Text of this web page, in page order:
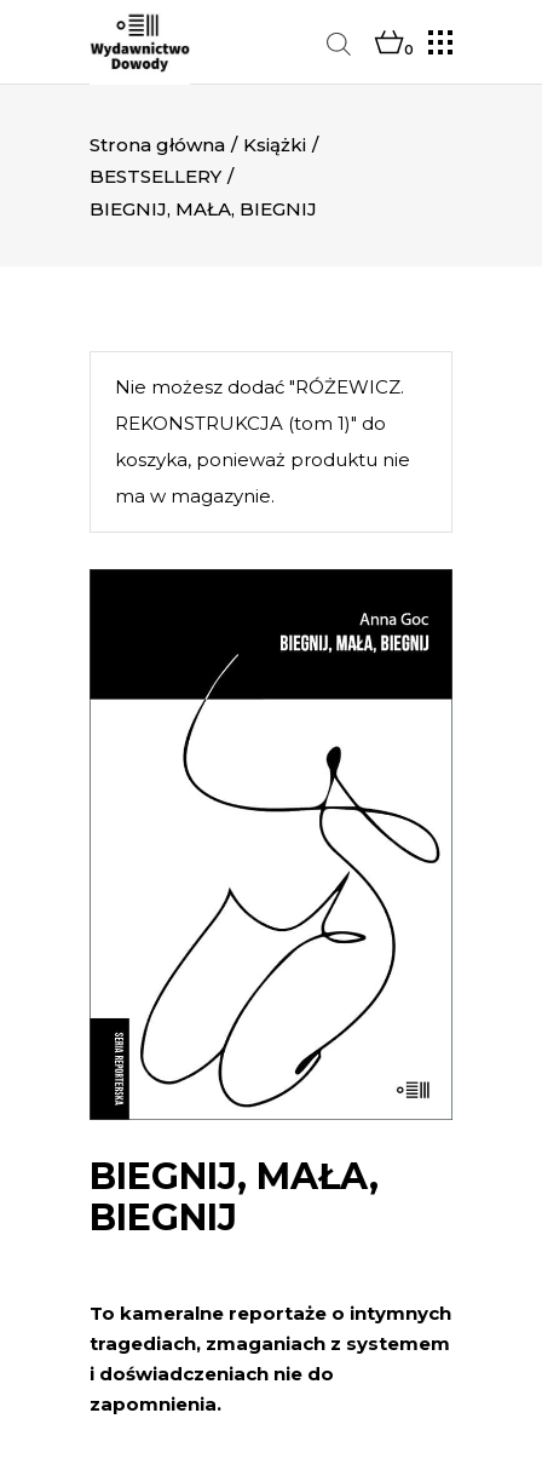
0
Strona główna / Książki /
BESTSELLERY /
BIEGNIJ, MAŁA, BIEGNIJ
Nie możesz dodać "RÓŻEWICZ.
REKONSTRUKCJA (tom 1)" do
koszyka, ponieważ produktu nie
ma w magazynie.
BIEGNIJ, MAŁA,
BIEGNIJ
To kameralne reportaże o intymnych
tragediach, zmaganiach z systemem
i doświadczeniach nie do
zapomnienia.